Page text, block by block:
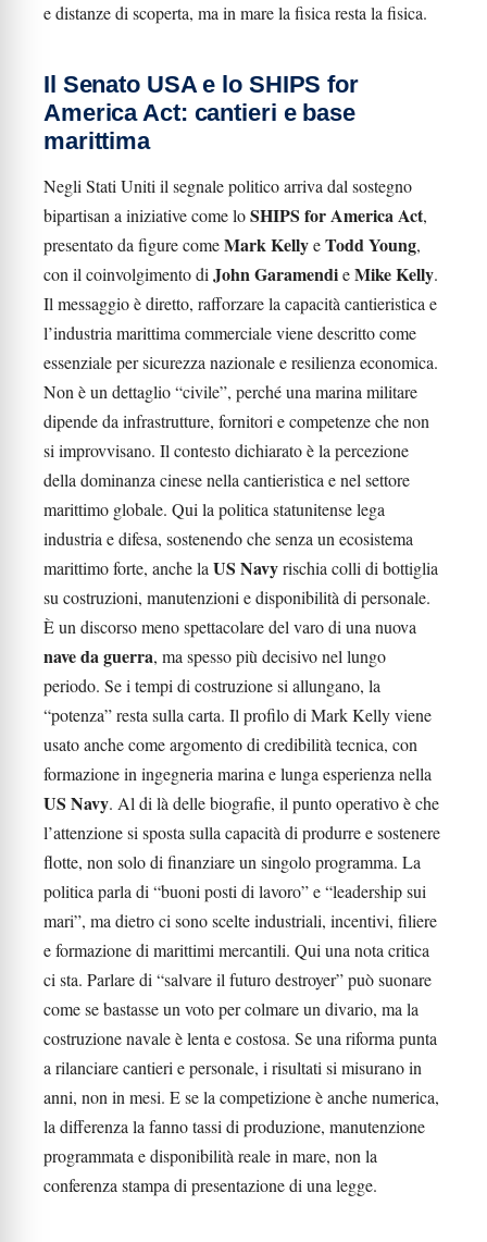
e distanze di scoperta, ma in mare la fisica resta la fisica.
Il Senato USA e lo SHIPS for
America Act: cantieri e base
marittima
Negli Stati Uniti il segnale politico arriva dal sostegno
bipartisan a iniziative come loSHIPS for America Act,
presentato da figure comeMark KellyeTodd Young,
con il coinvolgimento di John GaramendieMike Kelly.
Il messaggio è diretto, rafforzare la capacità cantieristica e
l’industria marittima commerciale viene descritto come
essenziale per sicurezza nazionale e resilienza economica.
Non è un dettaglio “civile”, perché una marina militare
dipende da infrastrutture, fornitori e competenze che non
si improvvisano. Il contesto dichiarato è la percezione
della dominanza cinese nella cantieristica e nel settore
marittimo globale. Qui la politica statunitense lega
industria e difesa, sostenendo che senza un ecosistema
marittimo forte, anche la US Navyrischia colli di bottiglia
su costruzioni, manutenzioni e disponibilità di personale.
È un discorso meno spettacolare del varo di una nuova
nave da guerra, ma spesso più decisivo nel lungo
periodo. Se i tempi di costruzione si allungano, la
“potenza” resta sulla carta. Il profilo di Mark Kelly viene
usato anche come argomento di credibilità tecnica, con
formazione in ingegneria marina e lunga esperienza nella
US Navy. Al di là delle biografie, il punto operativo è che
l’attenzione si sposta sulla capacità di produrre e sostenere
flotte, non solo di finanziare un singolo programma. La
politica parla di “buoni posti di lavoro” e “leadership sui
mari”, ma dietro ci sono scelte industriali, incentivi, filiere
e formazione di marittimi mercantili. Qui una nota critica
ci sta. Parlare di “salvare il futuro destroyer” può suonare
come se bastasse un voto per colmare un divario, ma la
costruzione navale è lenta e costosa. Se una riforma punta
a rilanciare cantieri e personale, i risultati si misurano in
anni, non in mesi. E se la competizione è anche numerica,
la differenza la fanno tassi di produzione, manutenzione
programmata e disponibilità reale in mare, non la
conferenza stampa di presentazione di una legge.